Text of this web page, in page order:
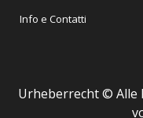
Info e Contatti
Urheberrecht © Alle